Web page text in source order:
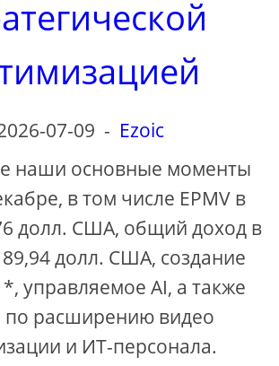
07-09 - Ezoic
наши основные моменты
в том числе EPMV в
долл. США, общий доход в
долл. США, создание
*, управляемое AI, а также
по расширению видео
и ИТ-персонала.